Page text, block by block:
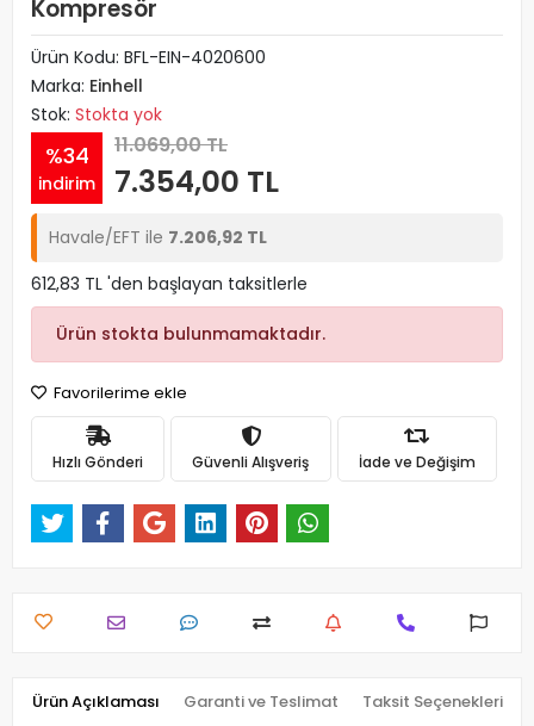
Kompresör
Ürün Kodu: BFL-EIN-4020600
Marka: Einhell
Stok: Stokta yok
%34
indirim
11.069,00 TL
7.354,00 TL
Havale/EFT ile 7.206,92 TL
612,83 TL 'den başlayan taksitlerle
Ürün stokta bulunmamaktadır.
Favorilerime ekle
Hızlı Gönderi Güvenli Alışveriş İade ve Değişim
Ürün Açıklaması Garanti ve Teslimat Taksit Seçenekleri